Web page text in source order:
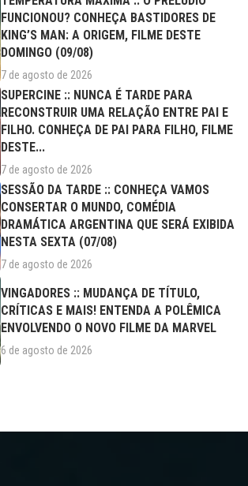
FUNCIONOU? CONHEÇA BASTIDORES DE
KING’S MAN: A ORIGEM, FILME DESTE
DOMINGO (09/08)
7 de agosto de 2026
SUPERCINE :: NUNCA É TARDE PARA
RECONSTRUIR UMA RELAÇÃO ENTRE PAI E
FILHO. CONHEÇA DE PAI PARA FILHO, FILME
DESTE...
7 de agosto de 2026
SESSÃO DA TARDE :: CONHEÇA VAMOS
CONSERTAR O MUNDO, COMÉDIA
DRAMÁTICA ARGENTINA QUE SERÁ EXIBIDA
NESTA SEXTA (07/08)
7 de agosto de 2026
VINGADORES :: MUDANÇA DE TÍTULO,
CRÍTICAS E MAIS! ENTENDA A POLÊMICA
ENVOLVENDO O NOVO FILME DA MARVEL
6 de agosto de 2026